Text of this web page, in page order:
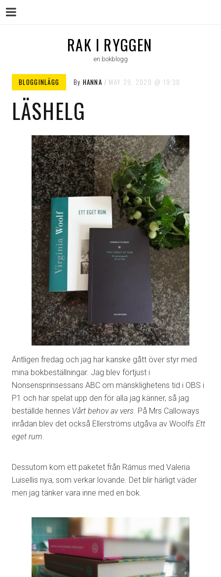
RAK I RYGGEN
en bokblogg
BLOGGINLÄGG By HANNA MAY 29, 2020 19:30
LÄSHELG
Äntligen fredag och jag har kanske gått över styr med
mina bokbeställningar. Jag blev förtjust i
Nonsensprinsessans ABC om mänsklighetens tid i OBS i
P1 och har spelat upp den för alla jag känner, så jag
beställde hennes Vårt behov av vers. På Mrs Calloways
inrådan blev det också Ellerströms utgåva av Woolfs Ett
eget rum.
Dessutom kom ett paketet från Rámus med Valeria
Luisellis nya, som verkar lovande. Det blir härligt väder
men jag tänker vara inne med en bok.
Menu